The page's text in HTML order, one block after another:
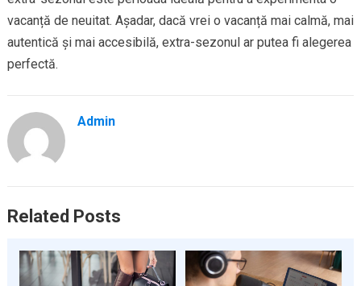
vacanță de neuitat. Așadar, dacă vrei o vacanță mai calmă, mai
autentică și mai accesibilă, extra-sezonul ar putea fi alegerea
perfectă.
Admin
Related Posts